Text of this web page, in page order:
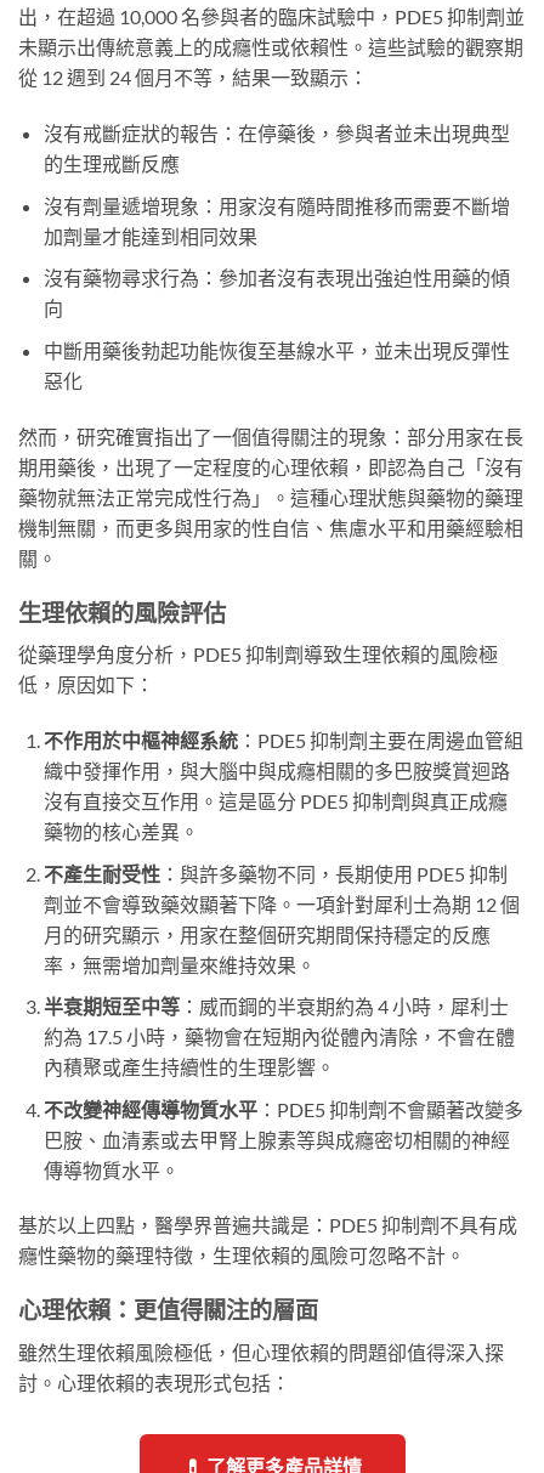
出，在超過 10,000 名參與者的臨床試驗中，PDE5 抑制劑並
未顯示出傳統意義上的成癮性或依賴性。這些試驗的觀察期
從 12 週到 24 個月不等，結果一致顯示：
沒有戒斷症狀的報告：在停藥後，參與者並未出現典型
的生理戒斷反應
沒有劑量遞增現象：用家沒有隨時間推移而需要不斷增
加劑量才能達到相同效果
沒有藥物尋求行為：參加者沒有表現出強迫性用藥的傾
向
中斷用藥後勃起功能恢復至基線水平，並未出現反彈性
惡化
然而，研究確實指出了一個值得關注的現象：部分用家在長
期用藥後，出現了一定程度的心理依賴，即認為自己「沒有
藥物就無法正常完成性行為」。這種心理狀態與藥物的藥理
機制無關，而更多與用家的性自信、焦慮水平和用藥經驗相
關。
生理依賴的風險評估
從藥理學角度分析，PDE5 抑制劑導致生理依賴的風險極
低，原因如下：
不作用於中樞神經系統：PDE5 抑制劑主要在周邊血管組
織中發揮作用，與大腦中與成癮相關的多巴胺獎賞迴路
沒有直接交互作用。這是區分 PDE5 抑制劑與真正成癮
藥物的核心差異。
不產生耐受性：與許多藥物不同，長期使用 PDE5 抑制
劑並不會導致藥效顯著下降。一項針對犀利士為期 12 個
月的研究顯示，用家在整個研究期間保持穩定的反應
率，無需增加劑量來維持效果。
半衰期短至中等：威而鋼的半衰期約為 4 小時，犀利士
約為 17.5 小時，藥物會在短期內從體內清除，不會在體
內積聚或產生持續性的生理影響。
不改變神經傳導物質水平：PDE5 抑制劑不會顯著改變多
巴胺、血清素或去甲腎上腺素等與成癮密切相關的神經
傳導物質水平。
基於以上四點，醫學界普遍共識是：PDE5 抑制劑不具有成
癮性藥物的藥理特徵，生理依賴的風險可忽略不計。
心理依賴：更值得關注的層面
雖然生理依賴風險極低，但心理依賴的問題卻值得深入探
討。心理依賴的表現形式包括：
💊 了解更多產品詳情